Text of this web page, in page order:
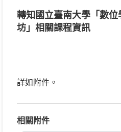
轉知國立臺南大學「數
坊」相關課程資訊
詳如附件。
相關附件